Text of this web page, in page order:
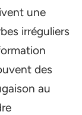
une
irréguliers
des
au